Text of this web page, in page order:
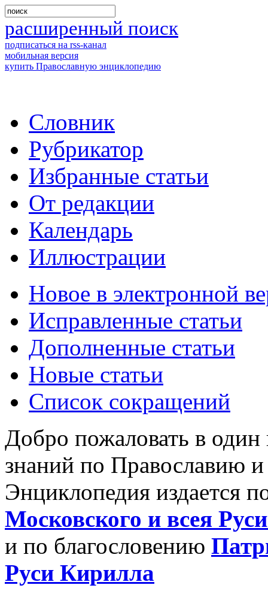
расширенный поиск
подписаться на rss-канал
мобильная версия
купить Православную энциклопедию
Словник
Рубрикатор
Избранные статьи
От редакции
Календарь
Иллюстрации
Новое в электронной
Исправленные статьи
Дополненные статьи
Новые статьи
Список сокращений
Добро пожаловать в
знаний по Православию
Энциклопедия издается
Московского и всея
и по благословению
Руси Кирилла